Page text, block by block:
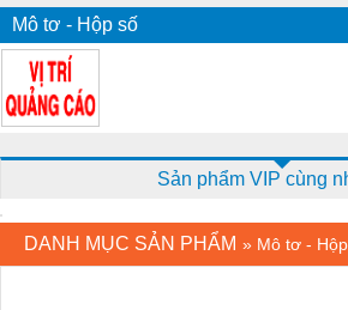
Mô tơ - Hộp số
Sản phẩm VIP cùng
DANH MỤC SẢN PHẨM » Mô tơ -